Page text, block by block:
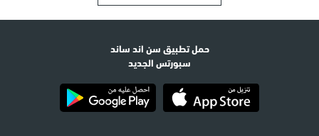
حمل تطبيق سن اند ساند
سبورتس الجديد